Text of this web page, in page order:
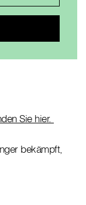
Sie hier.
bekämpft,